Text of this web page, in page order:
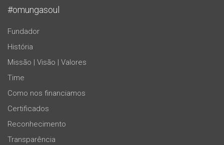
#omungasoul
Fundador
História
Missão | Visão | Valores
Time
Como nos financiamos
Certificados
Reconhecimento
Transparência